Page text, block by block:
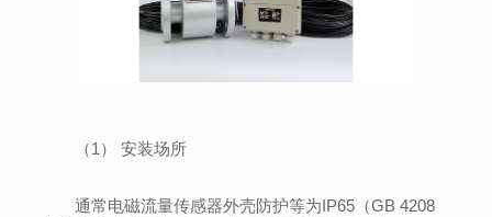
（1） 安装场所
通常电磁流量传感器外壳防护等为IP65（GB 4208